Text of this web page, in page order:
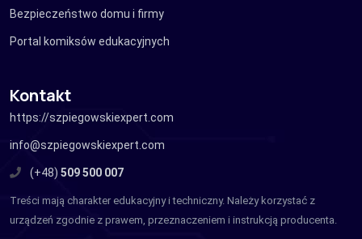
Bezpieczeństwo domu i firmy
Portal komiksów edukacyjnych
Kontakt
https://szpiegowskiexpert.com
info@szpiegowskiexpert.com
(+48) 509 500 007
Treści mają charakter edukacyjny i techniczny. Należy korzystać z
urządzeń zgodnie z prawem, przeznaczeniem i instrukcją producenta.